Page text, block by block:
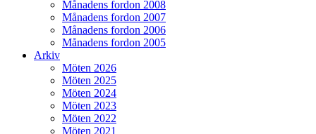
Månadens fordon 2008
Månadens fordon 2007
Månadens fordon 2006
Månadens fordon 2005
Arkiv
Möten 2026
Möten 2025
Möten 2024
Möten 2023
Möten 2022
Möten 2021